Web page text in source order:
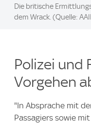
Image:
Die britische
dem Wrack. (Quelle:
Polizei und
Vorgehen
"In Absprache mit
Passagiers sowie